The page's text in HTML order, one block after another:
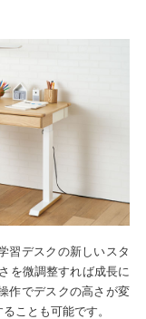
習デスクの新しいスタ
を微調整すれば成長に
作でデスクの高さが変
ことも可能です。